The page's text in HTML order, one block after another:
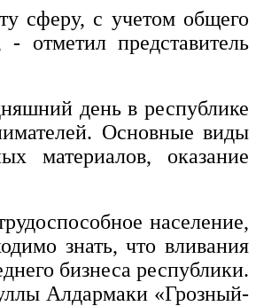
сферу, с учетом общего
отметил представитель
день в республике
Основные виды
материалов, оказание
население,
знать, что вливания
бизнеса республики.
Алдармаки «Грозный-